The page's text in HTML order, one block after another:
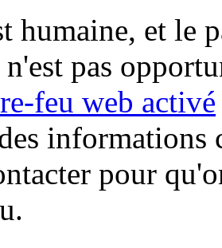
humaine, et le
pas
feu web activé
informations
pour